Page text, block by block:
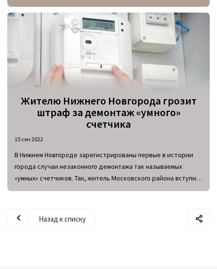
планов на оплату ЖКУ, в частности, услуги
электроснабжения.
Жителю Нижнего Новгорода грозит
штраф за демонтаж «умного»
счетчика
15 сен 2022
В Нижнем Новгороде зарегистрированы первые в истории
города случаи незаконного демонтажа так называемых
«умных» счетчиков. Так, житель Московского района вступил
в конфликт с новыми технологиями и самовольно
установил на его место обычный счетчик.
Назад к списку